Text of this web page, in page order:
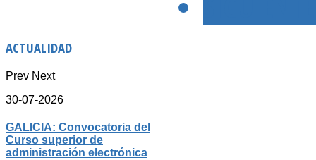
ACTUALIDAD
Prev Next
30-07-2026
GALICIA: Convocatoria del
Curso superior de
administración electrónica